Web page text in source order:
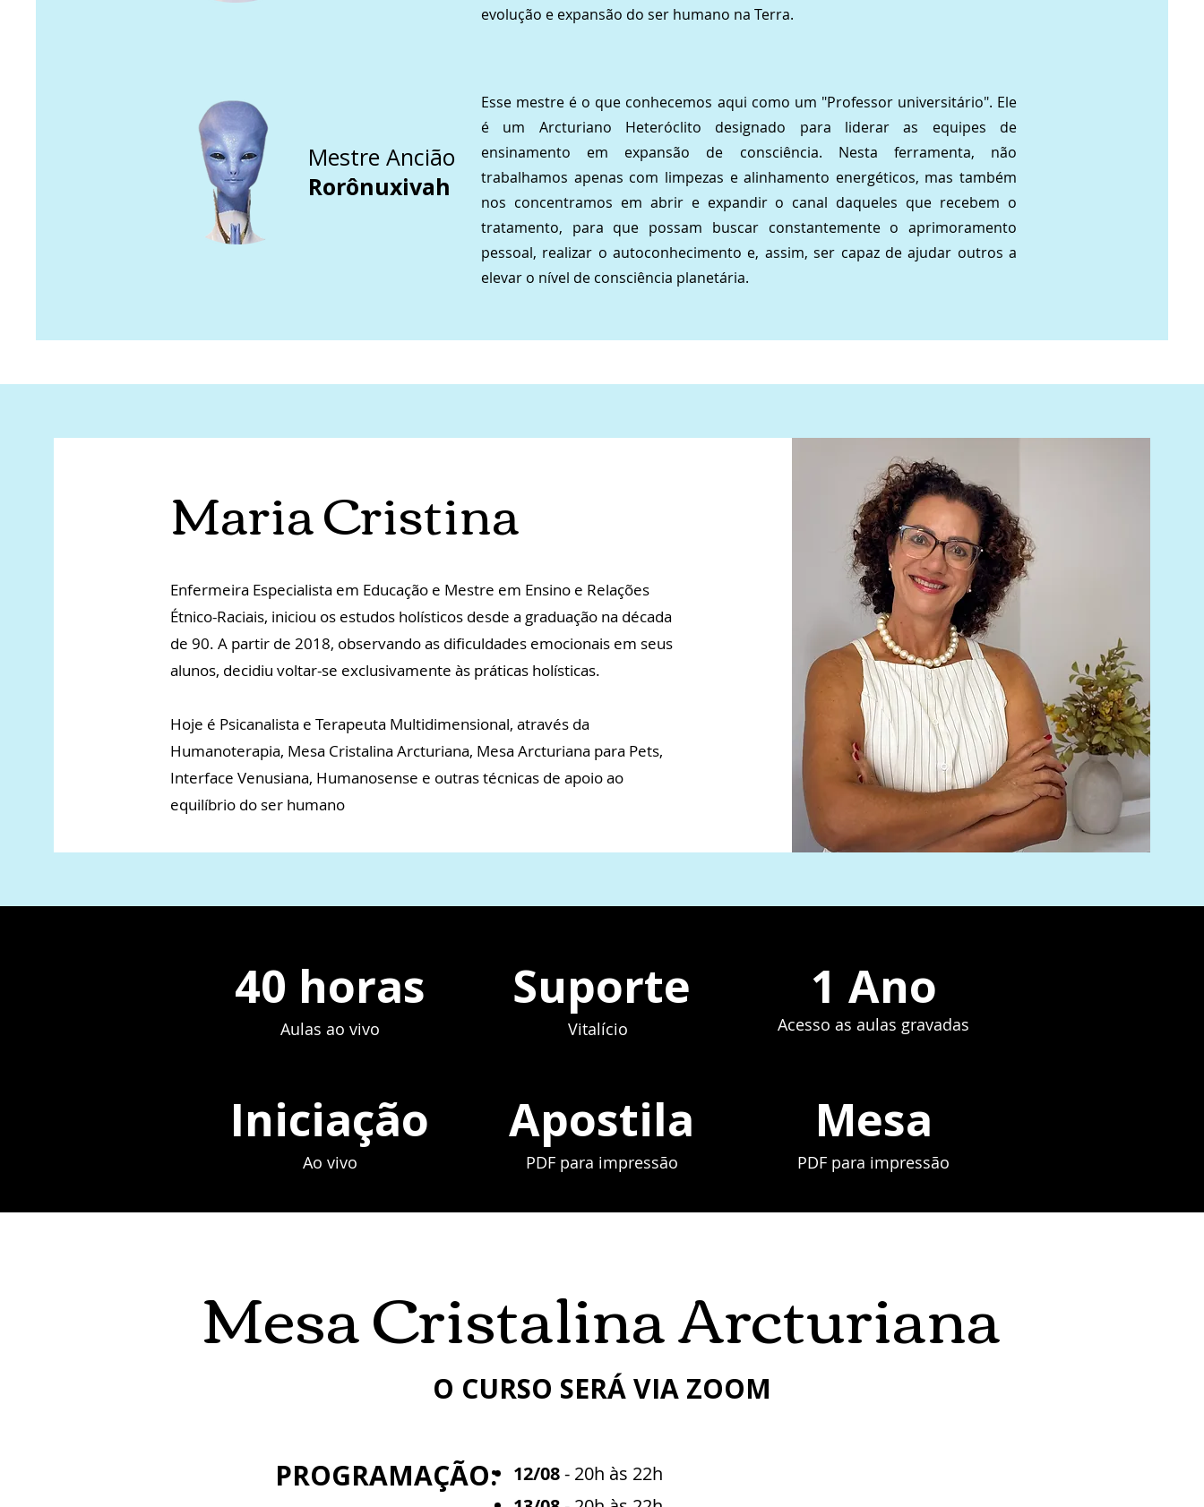
evolução e expansão do ser humano na Terra.
Mestre Ancião
Rorônuxivah
Esse mestre é o que conhecemos aqui como um "Professor universitário". Ele
é um Arcturiano Heteróclito designado para liderar as equipes de
ensinamento em expansão de consciência. Nesta ferramenta, não
trabalhamos apenas com limpezas e alinhamento energéticos, mas também
nos concentramos em abrir e expandir o canal daqueles que recebem o
tratamento, para que possam buscar constantemente o aprimoramento
pessoal, realizar o autoconhecimento e, assim, ser capaz de ajudar outros a
elevar o nível de consciência planetária.
Maria Cristina
Enfermeira Especialista em Educação e Mestre em Ensino e Relações
Étnico-Raciais, iniciou os estudos holísticos desde a graduação na década
de 90. A partir de 2018, observando as dificuldades emocionais em seus
alunos, decidiu voltar-se exclusivamente às práticas holísticas.
Hoje é Psicanalista e Terapeuta Multidimensional, através da
Humanoterapia, Mesa Cristalina Arcturiana, Mesa Arcturiana para Pets,
Interface Venusiana, Humanosense e outras técnicas de apoio ao
equilíbrio do ser humano
40 horas
Aulas ao vivo
Iniciação
Ao vivo
Suporte
Vitalício
Apostila
PDF para impressão
1 Ano
Acesso as aulas gravadas
Mesa
PDF para impressão
Mesa Cristalina Arcturiana
O CURSO SERÁ VIA ZOOM
PROGRAMAÇÃO: 12/08- 20h às 22h